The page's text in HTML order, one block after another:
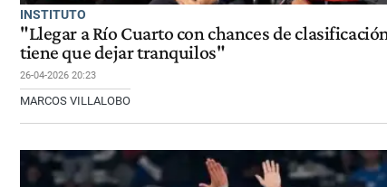
INSTITUTO
"Llegar a Río Cuarto con chances de
tiene que dejar tranquilos"
26-04-2026 20:23
MARCOS VILLALOBO